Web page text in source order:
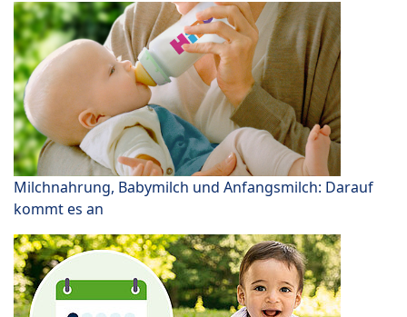
Milchnahrung, Babymilch und Anfangsmilch: Darauf
kommt es an